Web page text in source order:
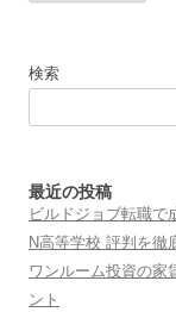
検索
最近の投稿
ビルドジョブ転職で
N高等学校 評判を徹
ワンルーム投資の家
ント